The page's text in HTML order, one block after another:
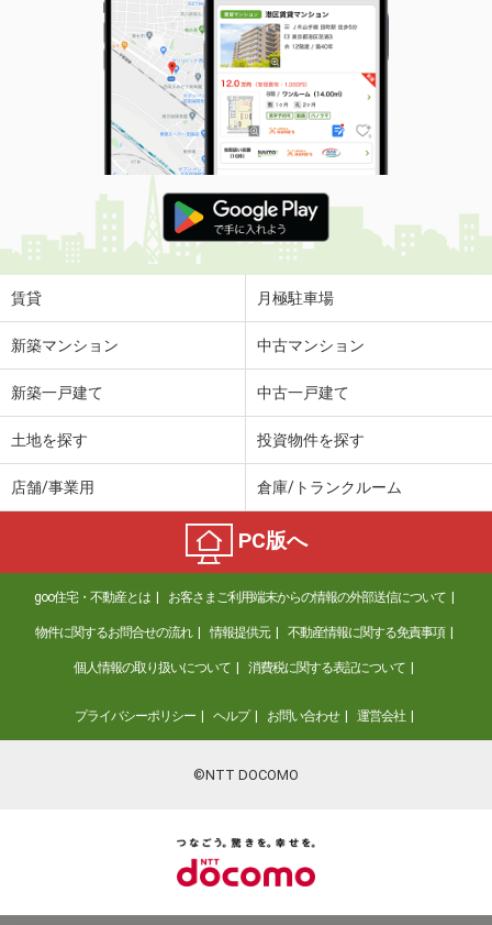
賃貸 月極駐車場
新築マンション 中古マンション
新築一戸建て 中古一戸建て
土地を探す 投資物件を探す
店舗/事業用 倉庫/トランクルーム
PC版へ
goo住宅・不動産とは お客さまご利用端末からの情報の外部送信について
物件に関するお問合せの流れ 情報提供元 不動産情報に関する免責事項
個人情報の取り扱いについて 消費税に関する表記について
プライバシーポリシー ヘルプ お問い合わせ 運営会社
©NTT DOCOMO